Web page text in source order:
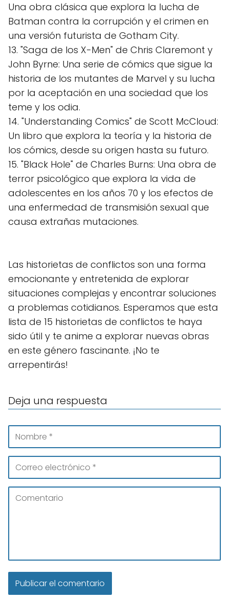
Una obra clásica que explora la lucha de
Batman contra la corrupción y el crimen en
una versión futurista de Gotham City.
13. "Saga de los X-Men" de Chris Claremont y
John Byrne: Una serie de cómics que sigue la
historia de los mutantes de Marvel y su lucha
por la aceptación en una sociedad que los
teme y los odia.
14. "Understanding Comics" de Scott McCloud:
Un libro que explora la teoría y la historia de
los cómics, desde su origen hasta su futuro.
15. "Black Hole" de Charles Burns: Una obra de
terror psicológico que explora la vida de
adolescentes en los años 70 y los efectos de
una enfermedad de transmisión sexual que
causa extrañas mutaciones.
Las historietas de conflictos son una forma
emocionante y entretenida de explorar
situaciones complejas y encontrar soluciones
a problemas cotidianos. Esperamos que esta
lista de 15 historietas de conflictos te haya
sido útil y te anime a explorar nuevas obras
en este género fascinante. ¡No te
arrepentirás!
Deja una respuesta